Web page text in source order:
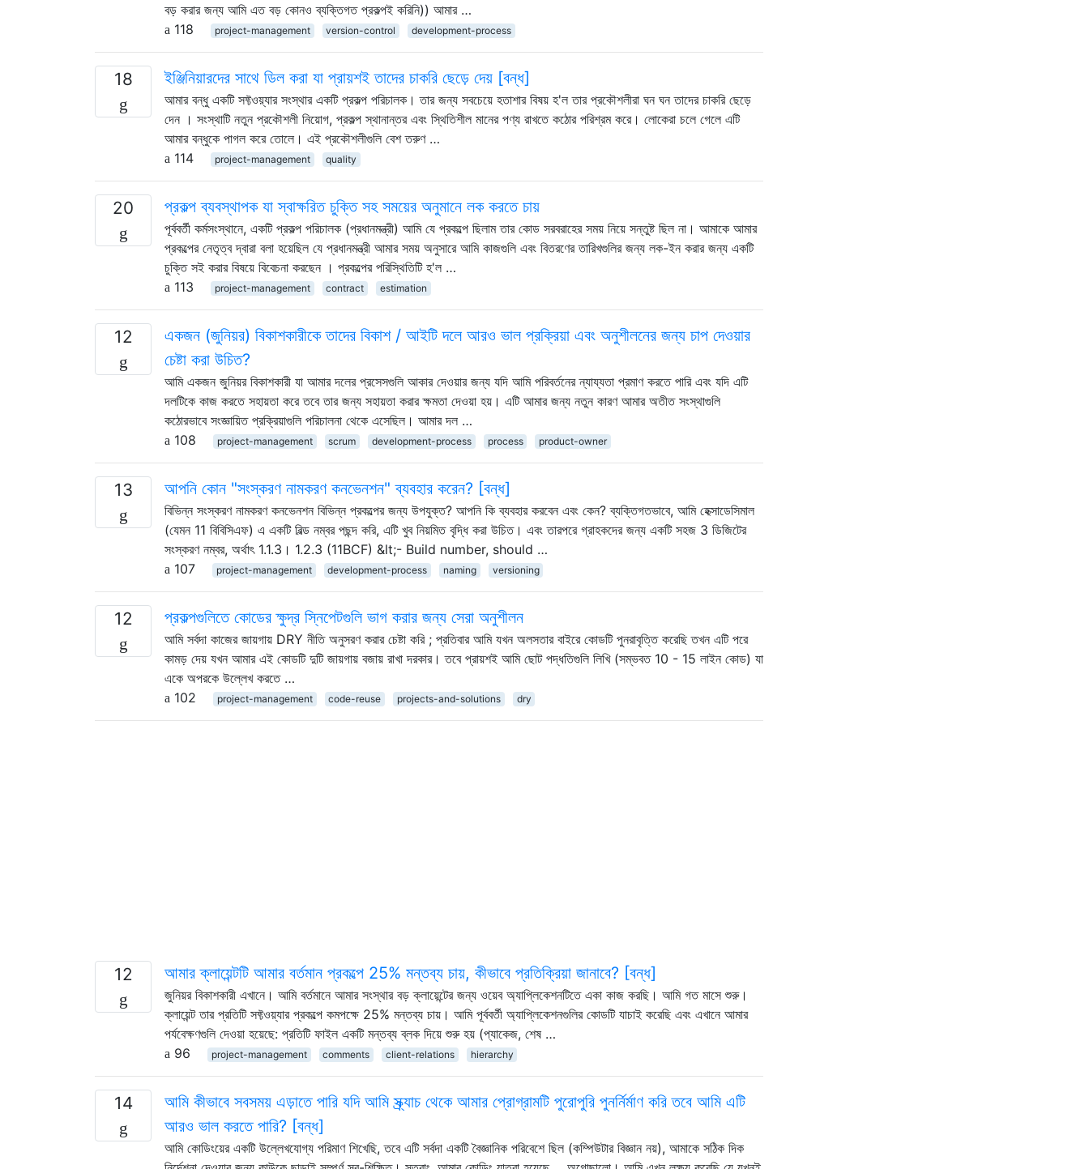
বড় করার জন্য আমি এত বড় কোনও ব্যক্তিগত প্রকল্পই করিনি)) আমার …
118
project-management version-control development-process
18 ইঞ্জিনিয়ারদের সাথে ডিল করা যা প্রায়শই তাদের চাকরি ছেড়ে দেয় [বন্ধ]
আমার বন্ধু একটি সফ্টওয়্যার সংস্থার একটি প্রকল্প পরিচালক। তার জন্য সবচেয়ে হতাশার বিষয় হ'ল তার প্রকৌশলীরা ঘন ঘন তাদের চাকরি ছেড়ে
দেন । সংস্থাটি নতুন প্রকৌশলী নিয়োগ, প্রকল্প স্থানান্তর এবং স্থিতিশীল মানের পণ্য রাখতে কঠোর পরিশ্রম করে। লোকেরা চলে গেলে এটি
আমার বন্ধুকে পাগল করে তোলে। এই প্রকৌশলীগুলি বেশ তরুণ …
114
project-management quality
20 প্রকল্প ব্যবস্থাপক যা স্বাক্ষরিত চুক্তি সহ সময়ের অনুমানে লক করতে চায়
পূর্ববর্তী কর্মসংস্থানে, একটি প্রকল্প পরিচালক (প্রধানমন্ত্রী) আমি যে প্রকল্পে ছিলাম তার কোড সরবরাহের সময় নিয়ে সন্তুষ্ট ছিল না। আমাকে আমার
প্রকল্পের নেতৃত্ব দ্বারা বলা হয়েছিল যে প্রধানমন্ত্রী আমার সময় অনুসারে আমি কাজগুলি এবং বিতরণের তারিখগুলির জন্য লক-ইন করার জন্য একটি
চুক্তি সই করার বিষয়ে বিবেচনা করছেন । প্রকল্পের পরিস্থিতিটি হ'ল …
113
project-management contract estimation
12
একজন (জুনিয়র) বিকাশকারীকে তাদের বিকাশ / আইটি দলে আরও ভাল প্রক্রিয়া এবং অনুশীলনের জন্য চাপ দেওয়ার
চেষ্টা করা উচিত?
আমি একজন জুনিয়র বিকাশকারী যা আমার দলের প্রসেসগুলি আকার দেওয়ার জন্য যদি আমি পরিবর্তনের ন্যায্যতা প্রমাণ করতে পারি এবং যদি এটি
দলটিকে কাজ করতে সহায়তা করে তবে তার জন্য সহায়তা করার ক্ষমতা দেওয়া হয়। এটি আমার জন্য নতুন কারণ আমার অতীত সংস্থাগুলি
কঠোরভাবে সংজ্ঞায়িত প্রক্রিয়াগুলি পরিচালনা থেকে এসেছিল। আমার দল …
108
project-management scrum development-process process product-owner
13 আপনি কোন "সংস্করণ নামকরণ কনভেনশন" ব্যবহার করেন? [বন্ধ]
বিভিন্ন সংস্করণ নামকরণ কনভেনশন বিভিন্ন প্রকল্পের জন্য উপযুক্ত? আপনি কি ব্যবহার করবেন এবং কেন? ব্যক্তিগতভাবে, আমি হেক্সাডেসিমাল
(যেমন 11 বিবিসিএফ) এ একটি বিল্ড নম্বর পছন্দ করি, এটি খুব নিয়মিত বৃদ্ধি করা উচিত। এবং তারপরে গ্রাহকদের জন্য একটি সহজ 3 ডিজিটের
সংস্করণ নম্বর, অর্থাৎ 1.1.3। 1.2.3 (11BCF) &lt;- Build number, should …
107
project-management development-process naming versioning
12 প্রকল্পগুলিতে কোডের ক্ষুদ্র স্নিপেটগুলি ভাগ করার জন্য সেরা অনুশীলন
আমি সর্বদা কাজের জায়গায় DRY নীতি অনুসরণ করার চেষ্টা করি ; প্রতিবার আমি যখন অলসতার বাইরে কোডটি পুনরাবৃত্তি করেছি তখন এটি পরে
কামড় দেয় যখন আমার এই কোডটি দুটি জায়গায় বজায় রাখা দরকার। তবে প্রায়শই আমি ছোট পদ্ধতিগুলি লিখি (সম্ভবত 10 - 15 লাইন কোড) যা
একে অপরকে উল্লেখ করতে …
102
project-management code-reuse projects-and-solutions dry
12 আমার ক্লায়েন্টটি আমার বর্তমান প্রকল্পে 25% মন্তব্য চায়, কীভাবে প্রতিক্রিয়া জানাবে? [বন্ধ]
জুনিয়র বিকাশকারী এখানে। আমি বর্তমানে আমার সংস্থার বড় ক্লায়েন্টের জন্য ওয়েব অ্যাপ্লিকেশনটিতে একা কাজ করছি। আমি গত মাসে শুরু।
ক্লায়েন্ট তার প্রতিটি সফ্টওয়্যার প্রকল্পে কমপক্ষে 25% মন্তব্য চায়। আমি পূর্ববর্তী অ্যাপ্লিকেশনগুলির কোডটি যাচাই করেছি এবং এখানে আমার
পর্যবেক্ষণগুলি দেওয়া হয়েছে: প্রতিটি ফাইল একটি মন্তব্য ব্লক দিয়ে শুরু হয় (প্যাকেজ, শেষ …
96
project-management comments client-relations hierarchy
14
আমি কীভাবে সবসময় এড়াতে পারি যদি আমি স্ক্র্যাচ থেকে আমার প্রোগ্রামটি পুরোপুরি পুনর্নির্মাণ করি তবে আমি এটি
আরও ভাল করতে পারি? [বন্ধ]
আমি কোডিংয়ের একটি উল্লেখযোগ্য পরিমাণ শিখেছি, তবে এটি সর্বদা একটি বৈজ্ঞানিক পরিবেশে ছিল (কম্পিউটার বিজ্ঞান নয়), আমাকে সঠিক দিক